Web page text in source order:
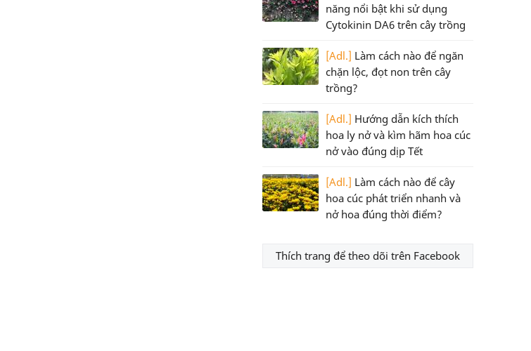
năng nổi bật khi sử dụng
Cytokinin DA6 trên cây trồng
[Adl.] Làm cách nào để ngăn
chặn lộc, đọt non trên cây
trồng?
[Adl.] Hướng dẫn kích thích
hoa ly nở và kìm hãm hoa cúc
nở vào đúng dịp Tết
[Adl.] Làm cách nào để cây
hoa cúc phát triển nhanh và
nở hoa đúng thời điểm?
Thích trang để theo dõi trên Facebook